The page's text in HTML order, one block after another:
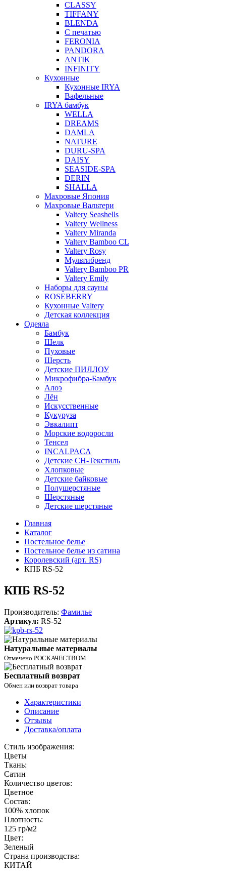
CLASSY
TIFFANY
BLENDA
С печатью
FERONIA
PANDORA
ANTIK
INFINITY
Кухонные
Кухонные IRYA
Вафельные
IRYA бамбук
WELLA
DREAMS
DAMLA
NATURE
DURU-SPA
DAISY
SEASIDE-SPA
DERIN
SHALLA
Махровые Япония
Махровые Вальтери
Valtery Seashells
Valtery Wellness
Valtery Miranda
Valtery Bamboo CL
Valtery Rosy
Мультибренд
Valtery Bamboo PR
Valtery Emily
Наборы для сауны
ROSEBERRY
Кухонные Valtery
Детская коллекция
Одеяла
Бамбук
Шелк
Пуховые
Шерсть
Детские ПИЛЛОУ
Микрофибра-Бамбук
Алоэ
Лён
Искусственные
Кукуруза
Эвкалипт
Морские водоросли
Тенсел
INCALPACA
Детские СН-Текстиль
Хлопковые
Детские байковые
Полушерстяные
Шерстяные
Детские шерстяные
Главная
Каталог
Постельное белье
Постельное белье из сатина
Королевский (арт. RS)
КПБ RS-52
КПБ RS-52
Производитель: Фамилье
Артикул: RS-52
Натуральные материалы
Отмечено РОСКАЧЕСТВОМ
Бесплатный возврат
Обмен или возврат товара
Характеристики
Описание
Отзывы
Доставка/оплата
Стиль изображения:
Цветы
Ткань:
Сатин
Количество цветов:
Цветное
Состав:
100% хлопок
Плотность:
125 гр/м2
Цвет:
Зеленый
Страна производства:
КИТАЙ